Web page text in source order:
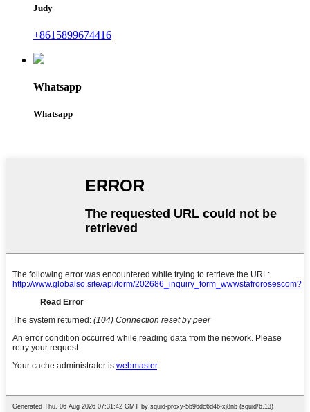
Judy
+8615899674416
Whatsapp
Whatsapp